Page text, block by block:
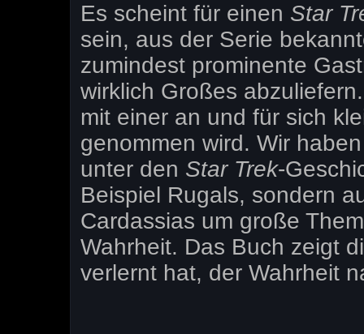
Es scheint für einen Star
sein, aus der Serie
zumindest prominente
wirklich Großes
mit einer an und für sich
genommen wird. Wir
unter den Star Trek-
Beispiel Rugals, sondern
Cardassias um große
Wahrheit. Das Buch zeigt
verlernt hat, der Wahrheit